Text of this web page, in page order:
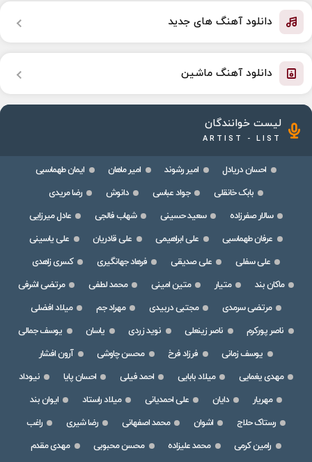
دانلود آهنگ های جدید
دانلود آهنگ ماشین
لیست خوانندگان
ARTIST - LIST
احسان دریادل امیر رشوند امیر ماهان
ایمان طهماسبی
بابک خانقلی
جواد عباسی دانوش
رضا مریدی
سالار صفرزاده
سعید حسینی شهاب فالجی
عادل میرزایی
عرفان طهماسبی
علی ابراهیمی علی قادریان
علی یاسینی
علی سفلی
علی صدیقی فرهاد جهانگیری
کسری زاهدی
ماکان بند
متیار متین امینی محمد لطفی
مرتضی اشرفی
مرتضی سرمدی
مجتبی دربیدی مهراد جم
میلاد افضلی
ناصر پورکرم
ناصر زینعلی نوید زردی یاسان
یوسف جمالی
یوسف زمانی
فرزاد فرخ محسن چاوشی
آرون افشار
مهدی یغمایی
میلاد بابایی احمد فیلی احسان پایا
نیوداد
مهریار
دایان علی احمدیانی میلاد راستاد
ایوان بند
رستاک حلاج
اشوان محمد اصفهانی رضا شیری
راغب
رامین کرمی
محمد علیزاده محسن محبوبی
مهدی مقدم